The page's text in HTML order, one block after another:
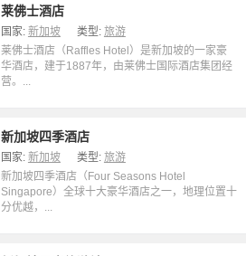
莱佛士酒店
国家: 新加坡 类型: 旅游
莱佛士酒店（Raffles Hotel）是新加坡的一家豪
华酒店，建于1887年，由莱佛士国际酒店集团经
营。...
新加坡四季酒店
国家: 新加坡 类型: 旅游
新加坡四季酒店（Four Seasons Hotel
Singapore）全球十大豪华酒店之一，地理位置十
分优越，...